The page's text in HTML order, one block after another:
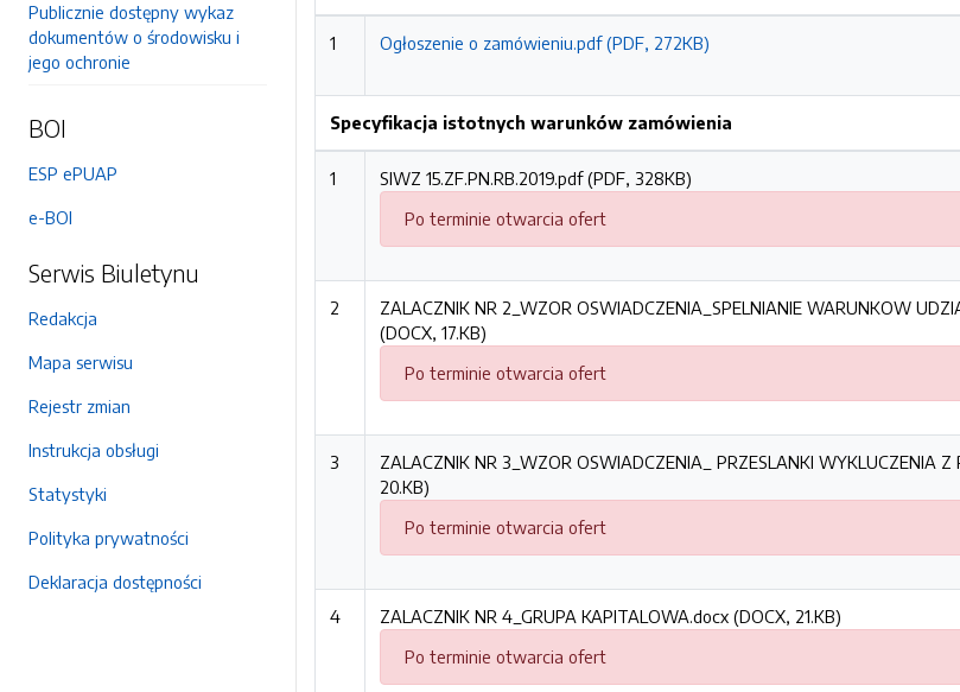
Publicznie dostępny wykaz
dokumentów o środowisku i
jego ochronie
BOI
ESP ePUAP
e-BOI
Serwis Biuletynu
Redakcja
Mapa serwisu
Rejestr zmian
Instrukcja obsługi
Statystyki
Polityka prywatności
Deklaracja dostępności
1 Ogłoszenie o zamówieniu.pdf (PDF, 272KB)
Specyfikacja istotnych warunków zamówienia
1
SIWZ 15.ZF.PN.RB.2019.pdf (PDF, 328KB)
Po terminie otwarcia ofert
2
ZALACZNIK NR 2_WZOR OSWIADCZENIA_SPELNIANIE WARUNKOW
(DOCX, 17.KB)
Po terminie otwarcia ofert
3
ZALACZNIK NR 3_WZOR OSWIADCZENIA_ PRZESLANKI WYKLUCZENIA
20.KB)
Po terminie otwarcia ofert
4
ZALACZNIK NR 4_GRUPA KAPITALOWA.docx (DOCX, 21.KB)
Po terminie otwarcia ofert